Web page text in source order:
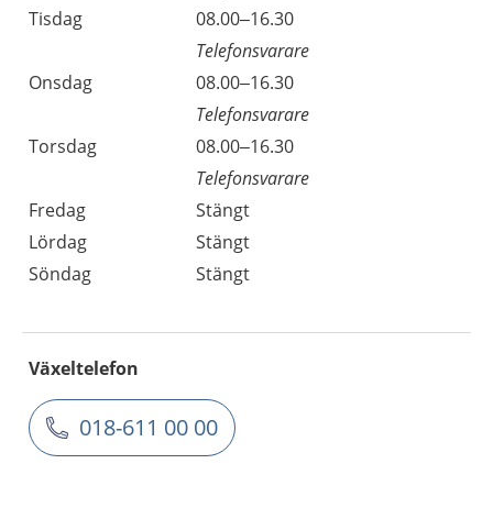
Tisdag
08.00–16.30
Telefonsvarare
Onsdag
08.00–16.30
Telefonsvarare
Torsdag
08.00–16.30
Telefonsvarare
Fredag
Stängt
Lördag
Stängt
Söndag
Stängt
Växeltelefon
018-611 00 00